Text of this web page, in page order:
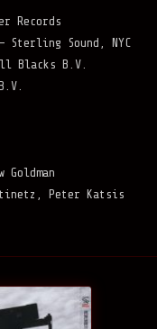
Records
Sterling Sound, NYC
Blacks B.V.
Goldman
Peter Katsis